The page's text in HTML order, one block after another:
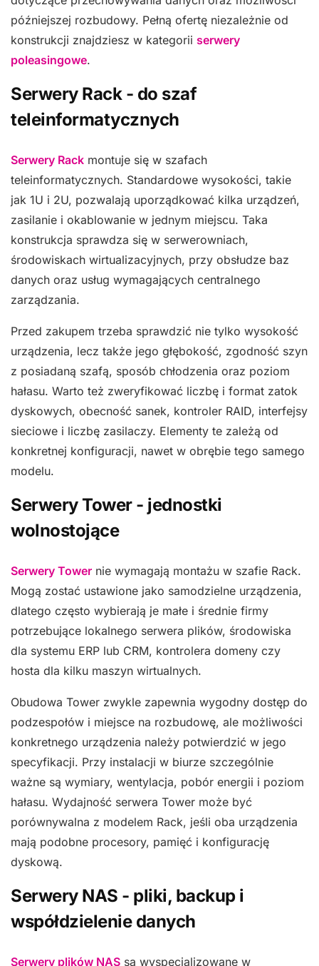
późniejszej rozbudowy. Pełną ofertę niezależnie od
konstrukcji znajdziesz w kategorii serwery
poleasingowe.
Serwery Rack - do szaf
teleinformatycznych
Serwery Rack montuje się w szafach
teleinformatycznych. Standardowe wysokości, takie
jak 1U i 2U, pozwalają uporządkować kilka urządzeń,
zasilanie i okablowanie w jednym miejscu. Taka
konstrukcja sprawdza się w serwerowniach,
środowiskach wirtualizacyjnych, przy obsłudze baz
danych oraz usług wymagających centralnego
zarządzania.
Przed zakupem trzeba sprawdzić nie tylko wysokość
urządzenia, lecz także jego głębokość, zgodność szyn
z posiadaną szafą, sposób chłodzenia oraz poziom
hałasu. Warto też zweryfikować liczbę i format zatok
dyskowych, obecność sanek, kontroler RAID, interfejsy
sieciowe i liczbę zasilaczy. Elementy te zależą od
konkretnej konfiguracji, nawet w obrębie tego samego
modelu.
Serwery Tower - jednostki
wolnostojące
Serwery Tower nie wymagają montażu w szafie Rack.
Mogą zostać ustawione jako samodzielne urządzenia,
dlatego często wybierają je małe i średnie firmy
potrzebujące lokalnego serwera plików, środowiska
dla systemu ERP lub CRM, kontrolera domeny czy
hosta dla kilku maszyn wirtualnych.
Obudowa Tower zwykle zapewnia wygodny dostęp do
podzespołów i miejsce na rozbudowę, ale możliwości
konkretnego urządzenia należy potwierdzić w jego
specyfikacji. Przy instalacji w biurze szczególnie
ważne są wymiary, wentylacja, pobór energii i poziom
hałasu. Wydajność serwera Tower może być
porównywalna z modelem Rack, jeśli oba urządzenia
mają podobne procesory, pamięć i konfigurację
dyskową.
Serwery NAS - pliki, backup i
współdzielenie danych
Serwery plików NAS są wyspecjalizowane w